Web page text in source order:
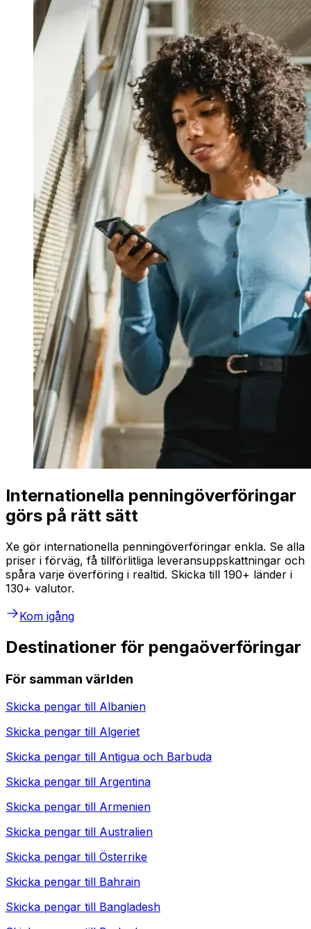
Internationella penningöverföringar
görs på rätt sätt
Xe gör internationella penningöverföringar enkla. Se alla
priser i förväg, få tillförlitliga leveransuppskattningar och
spåra varje överföring i realtid. Skicka till 190+ länder i
130+ valutor.
Kom igång
Destinationer för pengaöverföringar
För samman världen
Skicka pengar till Albanien
Skicka pengar till Algeriet
Skicka pengar till Antigua och Barbuda
Skicka pengar till Argentina
Skicka pengar till Armenien
Skicka pengar till Australien
Skicka pengar till Österrike
Skicka pengar till Bahrain
Skicka pengar till Bangladesh